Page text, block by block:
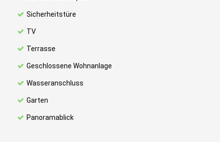
Sicherheitstüre
TV
Terrasse
Geschlossene Wohnanlage
Wasseranschluss
Garten
Panoramablick